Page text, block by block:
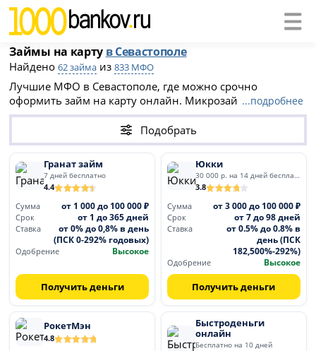
Займы на карту в Севастополе
Найдено62 займа из833 МФО
Лучшие МФО в Севастополе, где можно срочно
оформить займ на карту онлайн. Микрозаймы
Севастополя доступны даже при плохой кредитной
истории. многие из них предлагают первый займ под
0%. Список МФО на этой странице поможет быстро
получить необходимую сумму на вашу банковскую
карту.
...подробнее
Подобрать
Гранат займ
7 дней бесплатно
4.4
Сумма
от 1 000 до 100 000 ₽
Срок от 1 до 365 дней
Ставка
от 0% до 0,8% в день
(ПСК 0-292% годовых)
Одобрение Высокое
Получить деньги
Юкки
30 000 р. на 14 дней бесплатно
3.8
Сумма
от 3 000 до 100 000 ₽
Срок от 7 до 98 дней
Ставка
от 0.5% до 0.8% в
день (ПСК
182,500%-292%)
Одобрение Высокое
Получить деньги
РокетМэн
4.8
Быстроденьги
онлайн
Бесплатно на 10 дней